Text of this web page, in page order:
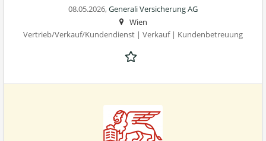
08.05.2026,Generali Versicherung AG
Wien
Vertrieb/Verkauf/Kundendienst | Verkauf | Kundenbetreuung